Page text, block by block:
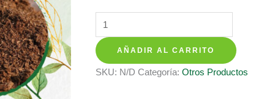
Kits
De
Siembra
Para
AÑADIR AL CARRITO
SKU: N/D Categoría: Otros Productos